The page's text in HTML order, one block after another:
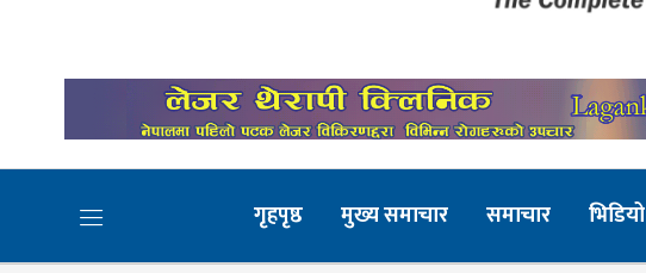
गृहपृष्ठ मुख्य समाचार समाचार भिडियो